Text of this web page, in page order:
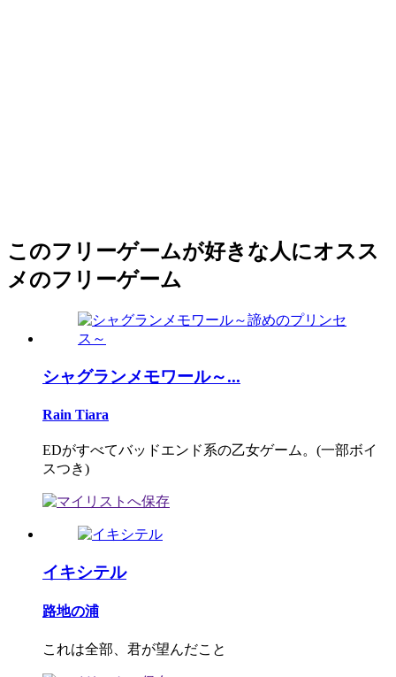
このフリーゲームが好きな人にオスス
メのフリーゲーム
シャグランメモワール～...
Rain Tiara
EDがすべてバッドエンド系の乙女ゲーム。(一部ボイ
スつき)
イキシテル
路地の浦
これは全部、君が望んだこと